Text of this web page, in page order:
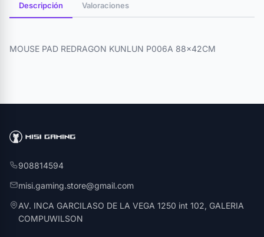
Descripción Valoraciones
MOUSE PAD REDRAGON KUNLUN P006A 88x42CM
908814594
misi.gaming.store@gmail.com
AV. INCA GARCILASO DE LA VEGA 1250 int 102, GALERIA
COMPUWILSON